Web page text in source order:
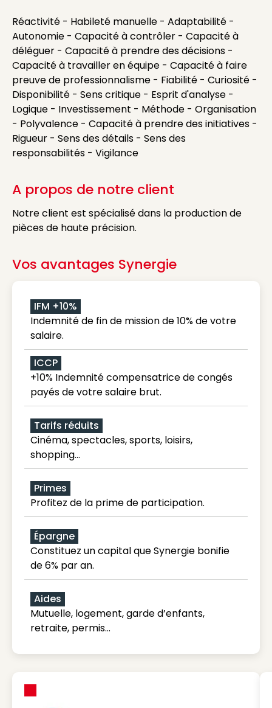
Réactivité - Habileté manuelle - Adaptabilité -
Autonomie - Capacité à contrôler - Capacité à
déléguer - Capacité à prendre des décisions -
Capacité à travailler en équipe - Capacité à faire
preuve de professionnalisme - Fiabilité - Curiosité -
Disponibilité - Sens critique - Esprit d'analyse -
Logique - Investissement - Méthode - Organisation
- Polyvalence - Capacité à prendre des initiatives -
Rigueur - Sens des détails - Sens des
responsabilités - Vigilance
A propos de notre client
Notre client est spécialisé dans la production de
pièces de haute précision.
Vos avantages Synergie
IFM +10%
Indemnité de fin de mission de 10% de votre
salaire.
ICCP
+10% Indemnité compensatrice de congés
payés de votre salaire brut.
Tarifs réduits
Cinéma, spectacles, sports, loisirs,
shopping...
Primes
Profitez de la prime de participation.
Épargne
Constituez un capital que Synergie bonifie
de 6% par an.
Aides
Mutuelle, logement, garde d’enfants,
retraite, permis…